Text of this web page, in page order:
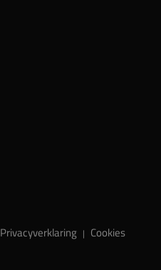
Privacyverklaring | Cookies